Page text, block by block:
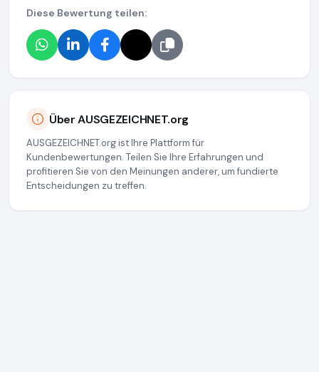
Diese Bewertung teilen:
Über AUSGEZEICHNET.org
AUSGEZEICHNET.org ist Ihre Plattform für
Kundenbewertungen. Teilen Sie Ihre Erfahrungen und
profitieren Sie von den Meinungen anderer, um fundierte
Entscheidungen zu treffen.